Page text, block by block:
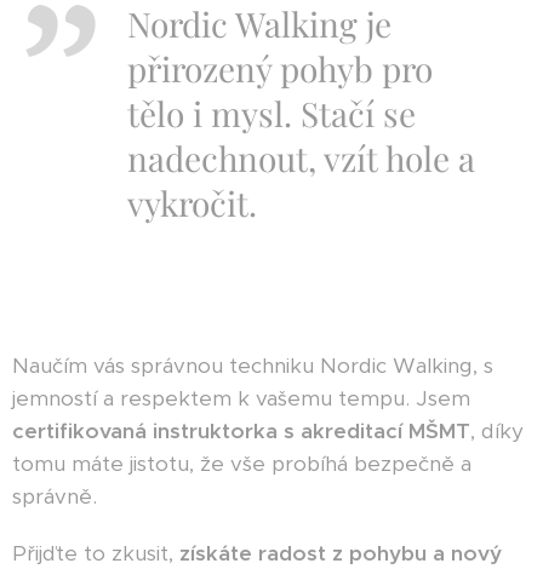
Nordic Walking je
přirozený pohyb pro
tělo i mysl. Stačí se
nadechnout, vzít hole a
vykročit.
Naučím vás správnou techniku Nordic Walking, s
jemností a respektem k vašemu tempu. Jsem
certifikovaná instruktorka s akreditací MŠMT, díky
tomu máte jistotu, že vše probíhá bezpečně a
správně.
Přijďte to zkusit, získáte radost z pohybu a nový